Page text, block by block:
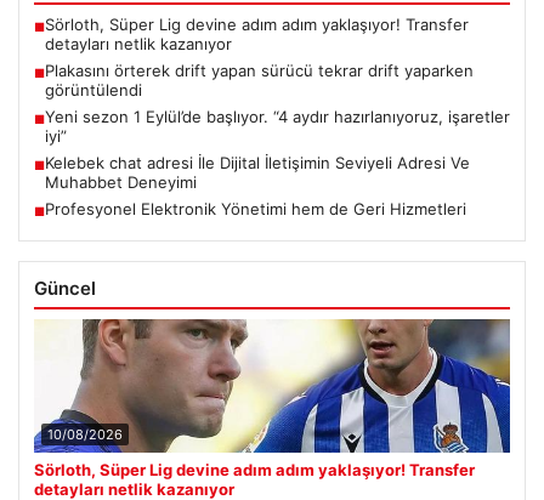
■Sörloth, Süper Lig devine adım adım yaklaşıyor! Transfer
detayları netlik kazanıyor
■Plakasını örterek drift yapan sürücü tekrar drift yaparken
görüntülendi
■Yeni sezon 1 Eylül’de başlıyor. “4 aydır hazırlanıyoruz, işaretler
iyi”
■Kelebek chat adresi İle Dijital İletişimin Seviyeli Adresi Ve
Muhabbet Deneyimi
■Profesyonel Elektronik Yönetimi hem de Geri Hizmetleri
Güncel
10/08/2026
Sörloth, Süper Lig devine adım adım yaklaşıyor! Transfer
detayları netlik kazanıyor